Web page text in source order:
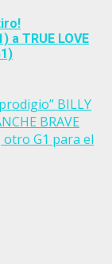
a TRUE LOVE
BILLY
BRAVE
otro G1 para el